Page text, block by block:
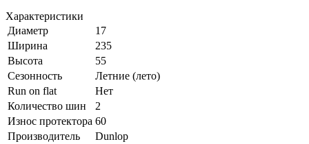
Характеристики
Диаметр
17
Ширина
235
Высота
55
Сезонность
Летние (лето)
Run on flat
Нет
Количество шин
2
Износ протектора 60
Производитель
Dunlop